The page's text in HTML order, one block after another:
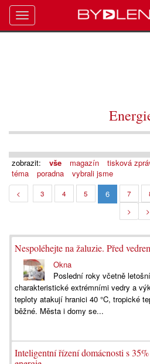
zobrazit: vše magazín tisková
téma
poradna vybrali jsme
< 3 4 5 6 7
>
Nespoléhejte na žaluzie. Před
Okna
Poslední roky včetně
charakteristické extrémními vedry a
teploty atakují hranici 40 °C, tropické
běžné. Města i domy se...
Inteligentní řízení domácnosti s
Toggle
navigation